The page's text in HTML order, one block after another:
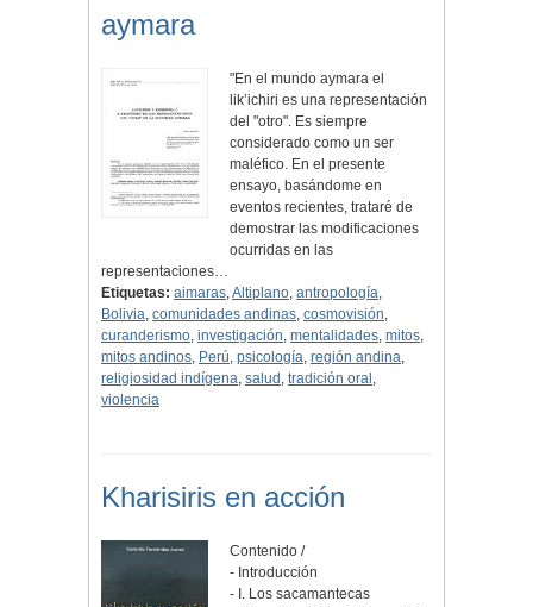
aymara
"En el mundo aymara el
lik’ichiri es una representación
del "otro". Es siempre
considerado como un ser
maléfico. En el presente
ensayo, basándome en
eventos recientes, trataré de
demostrar las modificaciones
ocurridas en las
representaciones…
Etiquetas: aimaras,Altiplano, antropología,
Bolivia, comunidades andinas, cosmovisión,
curanderismo, investigación, mentalidades, mitos,
mitos andinos, Perú, psicología, región andina,
religiosidad indígena, salud , tradición oral ,
violencia
Kharisiris en acción
Contenido /
- Introducción
- I. Los sacamantecas